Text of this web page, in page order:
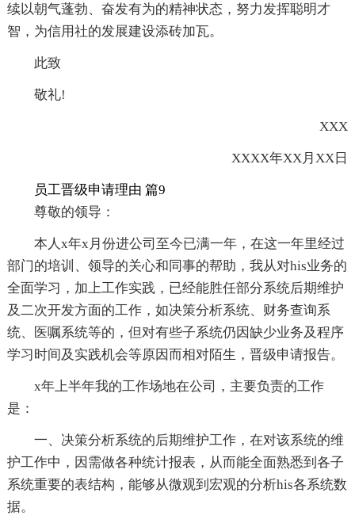
续以朝气蓬勃、奋发有为的精神状态，努力发挥聪明才
智，为信用社的发展建设添砖加瓦。
此致
敬礼!
XXX
XXXX年XX月XX日
员工晋级申请理由 篇9
尊敬的领导：
本人x年x月份进公司至今已满一年，在这一年里经过
部门的培训、领导的关心和同事的帮助，我从对his业务的
全面学习，加上工作实践，已经能胜任部分系统后期维护
及二次开发方面的工作，如决策分析系统、财务查询系
统、医嘱系统等的，但对有些子系统仍因缺少业务及程序
学习时间及实践机会等原因而相对陌生，晋级申请报告。
x年上半年我的工作场地在公司，主要负责的工作
是：
一、决策分析系统的后期维护工作，在对该系统的维
护工作中，因需做各种统计报表，从而能全面熟悉到各子
系统重要的表结构，能够从微观到宏观的分析his各系统数
据。